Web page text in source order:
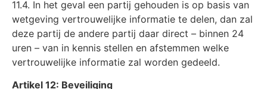
11.4. In het geval een partij gehouden is op basis van
wetgeving vertrouwelijke informatie te delen, dan zal
deze partij de andere partij daar direct – binnen 24
uren – van in kennis stellen en afstemmen welke
vertrouwelijke informatie zal worden gedeeld.
Artikel 12: Beveiliging